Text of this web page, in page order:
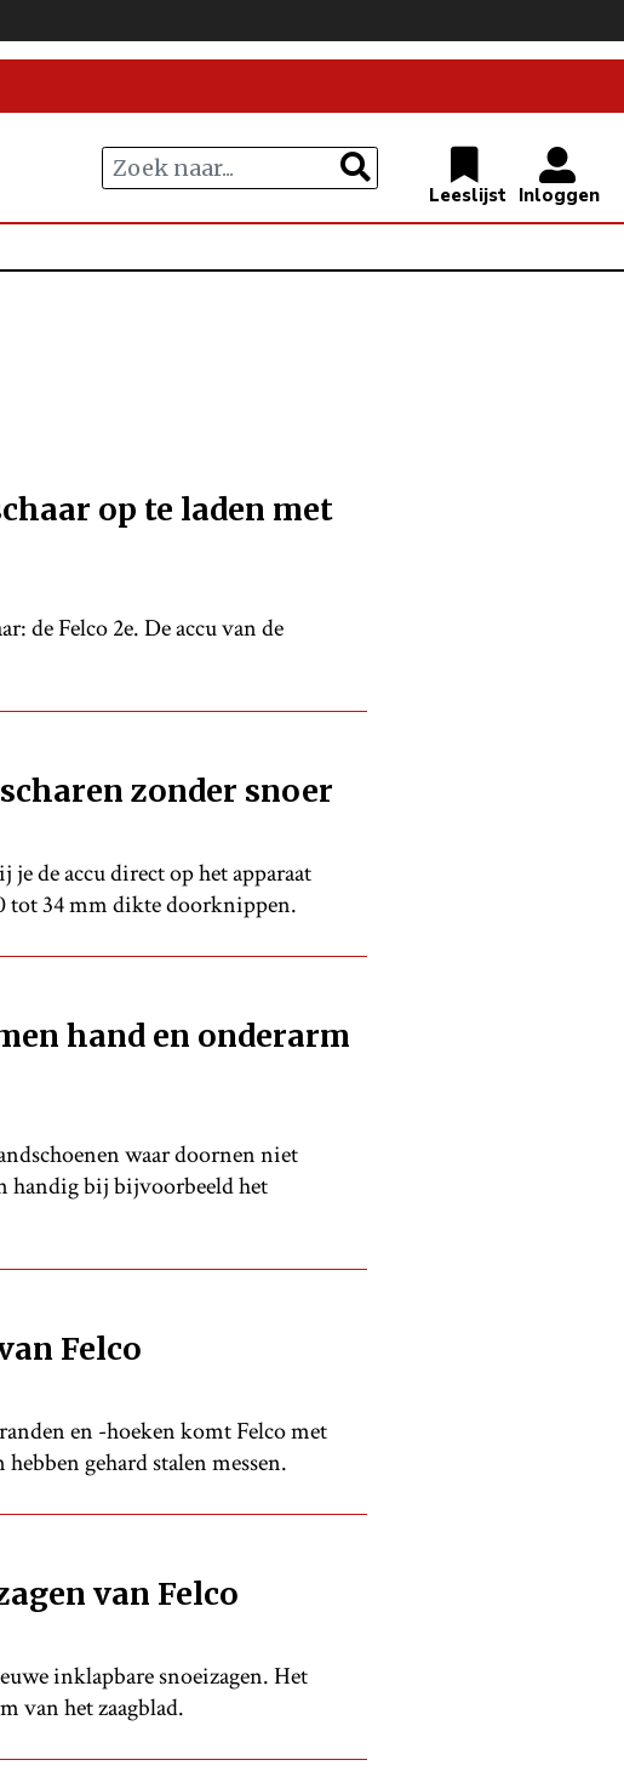
op te laden met
de Felco 2e. De accu van de
zonder snoer
de accu direct op het apparaat
tot 34 mm dikte doorknippen.
hand en onderarm
waar doornen niet
handig bij bijvoorbeeld het
Felco
en -hoeken komt Felco met
gehard stalen messen.
van Felco
inklapbare snoeizagen. Het
van het zaagblad.